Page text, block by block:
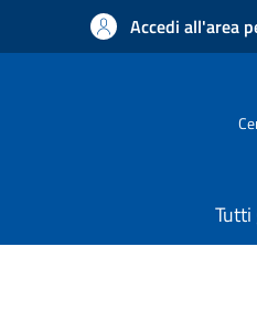
Accedi all'area